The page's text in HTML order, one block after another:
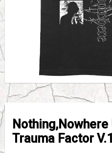
Trauma Factor